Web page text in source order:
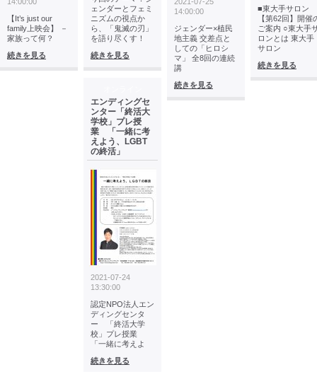
【It’s just our
family上映会】 －
家族って何？
続きを見る
ェンダーとフェミ
ニズムの視点か
ら、「鬼滅の刃」
を語り尽くす！
続きを見る
エンディングセ
ンター「終活大
学校」プレ授
業 「一緒に考
えよう、LGBT
の終活」
2021-07-24
13:30:00
認定NPO法人エン
ディングセンタ
ー 「終活大学
校」プレ授業
「一緒に考えよ
続きを見る
14:00:00
ジェンダー×植民
地主義 交差点と
しての「ヒロシ
マ」 全8回の連続
講
続きを見る
■東大手サロン
【第62回】開催
ご案内 ○東大手
ロンとは 東大手
サロン
続きを見る